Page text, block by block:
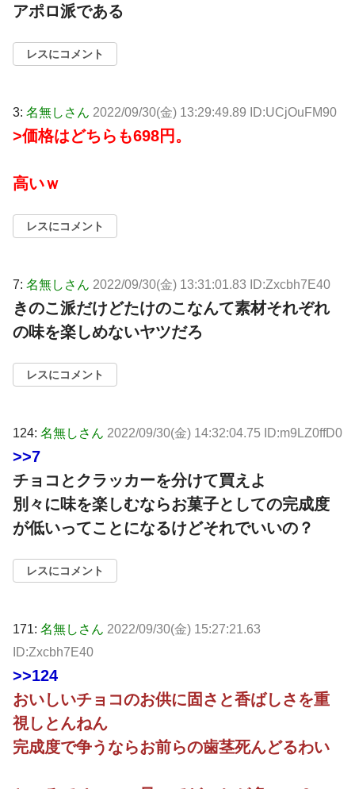
アポロ派である
レスにコメント
3: 名無しさん 2022/09/30(金) 13:29:49.89 ID:UCjOuFM90
>価格はどちらも698円。
高いｗ
レスにコメント
7: 名無しさん 2022/09/30(金) 13:31:01.83 ID:Zxcbh7E40
きのこ派だけどたけのこなんて素材それぞれ
の味を楽しめないヤツだろ
レスにコメント
124: 名無しさん 2022/09/30(金) 14:32:04.75 ID:m9LZ0ffD0
>>7
チョコとクラッカーを分けて買えよ
別々に味を楽しむならお菓子としての完成度
が低いってことになるけどそれでいいの？
レスにコメント
171: 名無しさん 2022/09/30(金) 15:27:21.63
ID:Zxcbh7E40
>>124
おいしいチョコのお供に固さと香ばしさを重
視しとんねん
完成度で争うならお前らの歯茎死んどるわい